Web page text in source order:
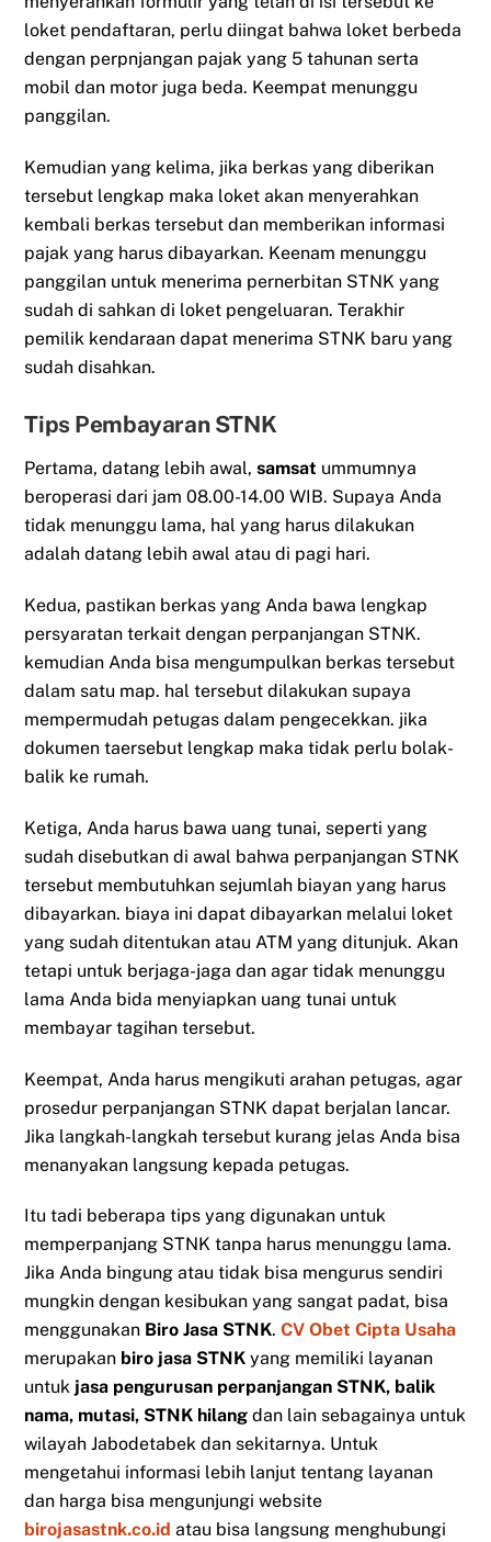
loket pendaftaran, perlu diingat bahwa loket berbeda
dengan perpnjangan pajak yang 5 tahunan serta
mobil dan motor juga beda. Keempat menunggu
panggilan.
Kemudian yang kelima, jika berkas yang diberikan
tersebut lengkap maka loket akan menyerahkan
kembali berkas tersebut dan memberikan informasi
pajak yang harus dibayarkan. Keenam menunggu
panggilan untuk menerima pernerbitan STNK yang
sudah di sahkan di loket pengeluaran. Terakhir
pemilik kendaraan dapat menerima STNK baru yang
sudah disahkan.
Tips Pembayaran STNK
Pertama, datang lebih awal,samsat ummumnya
beroperasi dari jam 08.00-14.00 WIB. Supaya Anda
tidak menunggu lama, hal yang harus dilakukan
adalah datang lebih awal atau di pagi hari.
Kedua, pastikan berkas yang Anda bawa lengkap
persyaratan terkait dengan perpanjangan STNK.
kemudian Anda bisa mengumpulkan berkas tersebut
dalam satu map. hal tersebut dilakukan supaya
mempermudah petugas dalam pengecekkan. jika
dokumen taersebut lengkap maka tidak perlu bolak-
balik ke rumah.
Ketiga, Anda harus bawa uang tunai, seperti yang
sudah disebutkan di awal bahwa perpanjangan STNK
tersebut membutuhkan sejumlah biayan yang harus
dibayarkan. biaya ini dapat dibayarkan melalui loket
yang sudah ditentukan atau ATM yang ditunjuk. Akan
tetapi untuk berjaga-jaga dan agar tidak menunggu
lama Anda bida menyiapkan uang tunai untuk
membayar tagihan tersebut.
Keempat, Anda harus mengikuti arahan petugas, agar
prosedur perpanjangan STNK dapat berjalan lancar.
Jika langkah-langkah tersebut kurang jelas Anda bisa
menanyakan langsung kepada petugas.
Itu tadi beberapa tips yang digunakan untuk
memperpanjang STNK tanpa harus menunggu lama.
Jika Anda bingung atau tidak bisa mengurus sendiri
mungkin dengan kesibukan yang sangat padat, bisa
menggunakan Biro Jasa STNK.CV Obet Cipta Usaha
merupakan biro jasa STNK yang memiliki layanan
untuk jasa pengurusan perpanjangan STNK, balik
nama, mutasi, STNK hilangdan lain sebagainya untuk
wilayah Jabodetabek dan sekitarnya. Untuk
mengetahui informasi lebih lanjut tentang layanan
dan harga bisa mengunjungi website
birojasastnk.co.id atau bisa langsung menghubungi